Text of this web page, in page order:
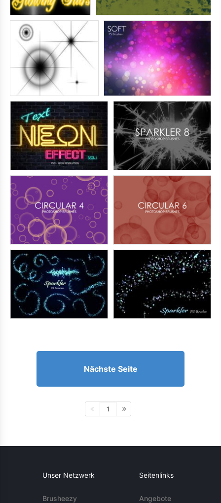
Nächste Seite
1
Unser Netzwerk
Brusheezy
Seitenlinks
Angebote